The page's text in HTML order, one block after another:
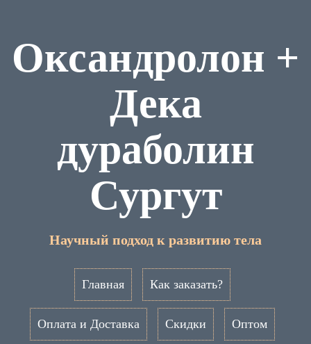
Оксандролон +
Дека
дураболин
Сургут
Научный подход к развитию тела
Главная Как заказать?
Оплата и Доставка Скидки Оптом